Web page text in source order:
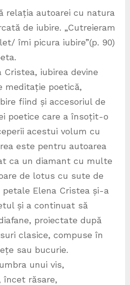
relația autoarei cu natura
de iubire. „Cutreieram
îmi picura iubire”(p. 90)
iubirea devine
meditație poetică,
fiind și accesoriul de
poetice care a însoțit-o
acestui volum cu
este pentru autoarea
ca un diamant cu multe
de lotus cu sute de
Elena Cristea și-a
și a continuat să
proiectate după
clasice, compuse în
sau bucurie.
unui vis,
încet răsare,